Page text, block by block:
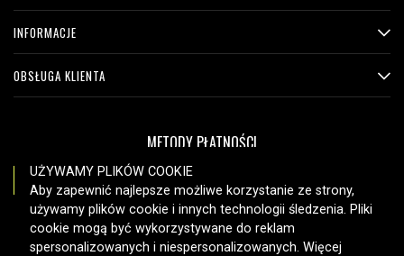
INFORMACJE
OBSŁUGA KLIENTA
METODY PŁATNOŚCI
OPCJE DOSTAWY
UŻYWAMY PLIKÓW COOKIE
Aby zapewnić najlepsze możliwe korzystanie ze strony,
używamy plików cookie i innych technologii śledzenia. Pliki
cookie mogą być wykorzystywane do reklam
spersonalizowanych i niespersonalizowanych. Więcej